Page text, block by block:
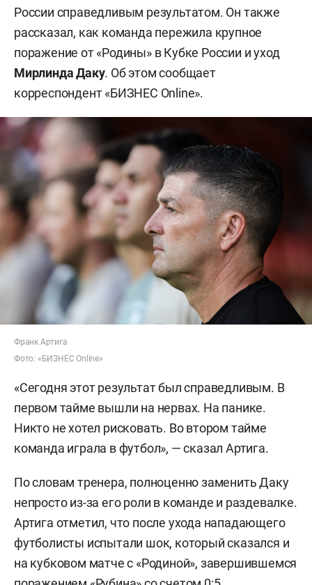
России справедливым результатом. Он также
рассказал, как команда пережила крупное
поражение от «Родины» в Кубке России и уход
Мирлинда Даку. Об этом сообщает
корреспондент «БИЗНЕС Online».
Франк Артига
Фото: «БИЗНЕС Online»
«Сегодня этот результат был справедливым. В
первом тайме вышли на нервах. На панике.
Никто не хотел рисковать. Во втором тайме
команда играла в футбол», — сказал Артига.
По словам тренера, полноценно заменить Даку
непросто из-за его роли в команде и раздевалке.
Артига отметил, что после ухода нападающего
футболисты испытали шок, который сказался и
на кубковом матче с «Родиной», завершившемся